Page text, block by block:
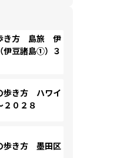
き方 島旅 伊
豆諸島①）３
歩き方 ハワイ
０２８
歩き方 墨田区